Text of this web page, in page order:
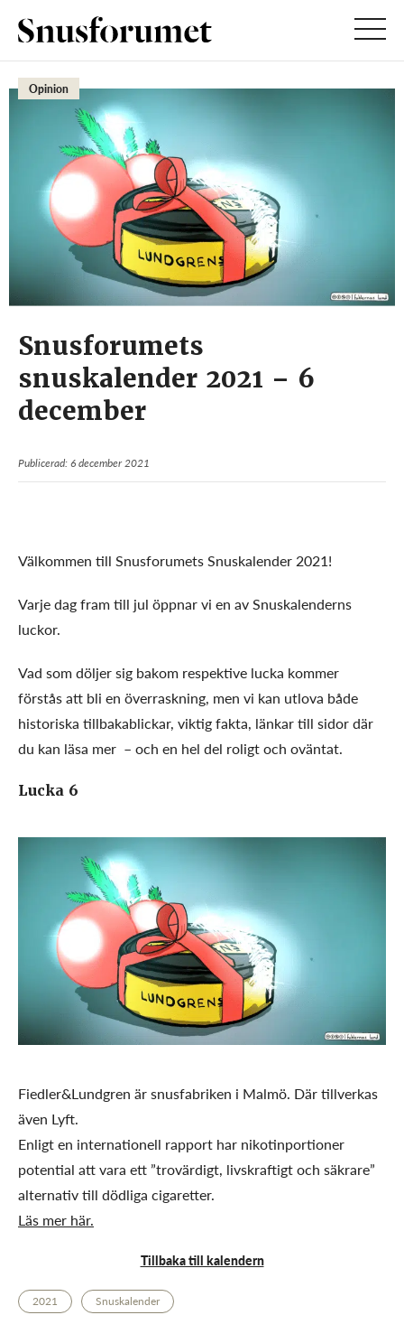
Opinion
Snusforumets
snuskalender 2021 – 6
december
Publicerad: 6 december 2021
Välkommen till Snusforumets Snuskalender 2021!
Varje dag fram till jul öppnar vi en av Snuskalenderns
luckor.
Vad som döljer sig bakom respektive lucka kommer
förstås att bli en överraskning, men vi kan utlova både
historiska tillbakablickar, viktig fakta, länkar till sidor där
du kan läsa mer – och en hel del roligt och oväntat.
Lucka 6
Fiedler&Lundgren är snusfabriken i Malmö. Där tillverkas
även Lyft.
Enligt en internationell rapport har nikotinportioner
potential att vara ett ”trovärdigt, livskraftigt och säkrare”
alternativ till dödliga cigaretter.
Läs mer här.
Tillbaka till kalendern
2021 Snuskalender